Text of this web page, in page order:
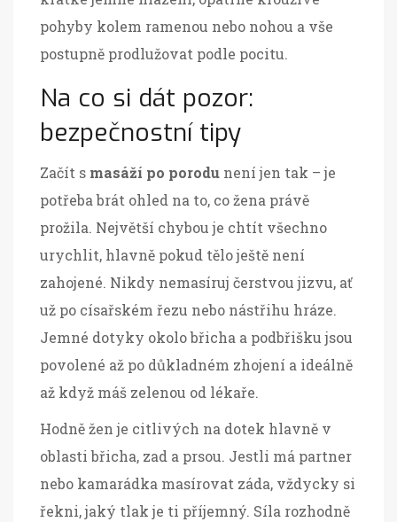
pohyby kolem ramenou nebo nohou a vše
postupně prodlužovat podle pocitu.
Na co si dát pozor:
bezpečnostní tipy
Začít s masáží po porodu není jen tak – je
potřeba brát ohled na to, co žena právě
prožila. Největší chybou je chtít všechno
urychlit, hlavně pokud tělo ještě není
zahojené. Nikdy nemasíruj čerstvou jizvu, ať
už po císařském řezu nebo nástřihu hráze.
Jemné dotyky okolo břicha a podbřišku jsou
povolené až po důkladném zhojení a ideálně
až když máš zelenou od lékaře.
Hodně žen je citlivých na dotek hlavně v
oblasti břicha, zad a prsou. Jestli má partner
nebo kamarádka masírovat záda, vždycky si
řekni, jaký tlak je ti příjemný. Síla rozhodně